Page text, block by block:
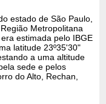
estado de São Paulo,
Metropolitana
estimada pelo IBGE
latitude 23º35'30"
a uma altitude
sede e pelos
do Alto, Rechan,